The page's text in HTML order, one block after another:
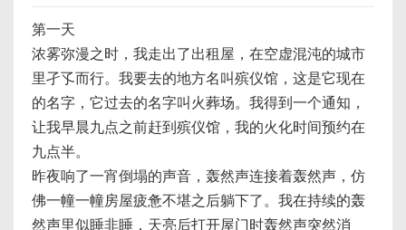
第一天
浓雾弥漫之时，我走出了出租屋，在空虚混沌的城市
里孑孓而行。我要去的地方名叫殡仪馆，这是它现在
的名字，它过去的名字叫火葬场。我得到一个通知，
让我早晨九点之前赶到殡仪馆，我的火化时间预约在
九点半。
昨夜响了一宵倒塌的声音，轰然声连接着轰然声，仿
佛一幢一幢房屋疲惫不堪之后躺下了。我在持续的轰
然声里似睡非睡，天亮后打开屋门时轰然声突然消